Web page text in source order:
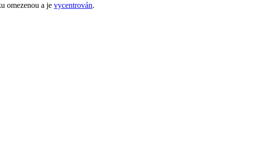
omezenou a je vycentrován.